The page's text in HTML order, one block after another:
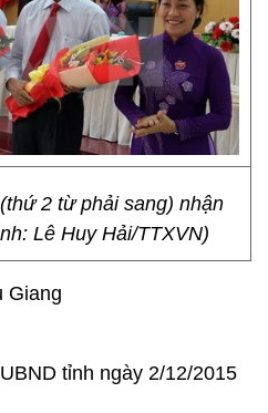
2 từ phải sang) nhận
Lê Huy Hải/TTXVN)
Giang
tỉnh ngày 2/12/2015